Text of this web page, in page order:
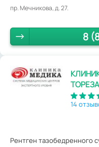
пр. Мечникова, д. 27.
8
ТОРЕЗА
14
Рентген тазобедренного